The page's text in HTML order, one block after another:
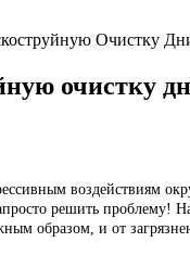
Очистку
очистку
воздействиям
решить проблему!
образом, и от